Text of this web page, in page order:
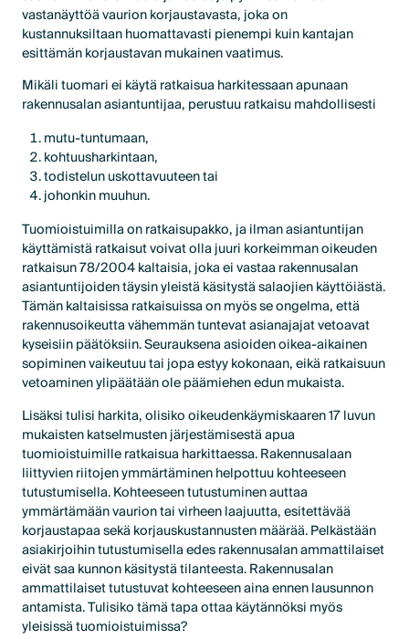
vastanäyttöä vaurion korjaustavasta, joka on
kustannuksiltaan huomattavasti pienempi kuin kantajan
esittämän korjaustavan mukainen vaatimus.
Mikäli tuomari ei käytä ratkaisua harkitessaan apunaan
rakennusalan asiantuntijaa, perustuu ratkaisu mahdollisesti
mutu-tuntumaan,
kohtuusharkintaan,
todistelun uskottavuuteen tai
johonkin muuhun.
Tuomioistuimilla on ratkaisupakko, ja ilman asiantuntijan
käyttämistä ratkaisut voivat olla juuri korkeimman oikeuden
ratkaisun 78/2004 kaltaisia, joka ei vastaa rakennusalan
asiantuntijoiden täysin yleistä käsitystä salaojien käyttöiästä.
Tämän kaltaisissa ratkaisuissa on myös se ongelma, että
rakennusoikeutta vähemmän tuntevat asianajajat vetoavat
kyseisiin päätöksiin. Seurauksena asioiden oikea-aikainen
sopiminen vaikeutuu tai jopa estyy kokonaan, eikä ratkaisuun
vetoaminen ylipäätään ole päämiehen edun mukaista.
Lisäksi tulisi harkita, olisiko oikeudenkäymiskaaren 17 luvun
mukaisten katselmusten järjestämisestä apua
tuomioistuimille ratkaisua harkittaessa. Rakennusalaan
liittyvien riitojen ymmärtäminen helpottuu kohteeseen
tutustumisella. Kohteeseen tutustuminen auttaa
ymmärtämään vaurion tai virheen laajuutta, esitettävää
korjaustapaa sekä korjauskustannusten määrää. Pelkästään
asiakirjoihin tutustumisella edes rakennusalan ammattilaiset
eivät saa kunnon käsitystä tilanteesta. Rakennusalan
ammattilaiset tutustuvat kohteeseen aina ennen lausunnon
antamista. Tulisiko tämä tapa ottaa käytännöksi myös
yleisissä tuomioistuimissa?